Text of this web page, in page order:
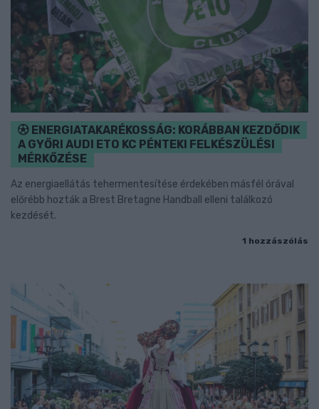
ENERGIATAKARÉKOSSÁG: KORÁBBAN KEZDŐDIK
A GYŐRI AUDI ETO KC PÉNTEKI FELKÉSZÜLÉSI
MÉRKŐZÉSE
Az energiaellátás tehermentesítése érdekében másfél órával
előrébb hozták a Brest Bretagne Handball elleni találkozó
kezdését.
1 hozzászólás